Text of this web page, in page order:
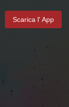
Scarica l' App